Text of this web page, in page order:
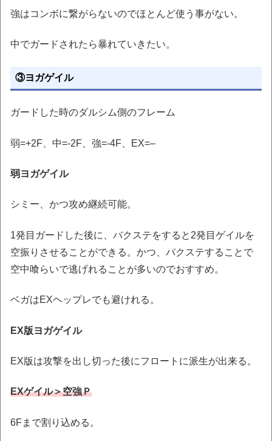
強はコンボに繋がらないのでほとんど使う事がない。
中でガードされたら暴れていきたい。
③ヨガゲイル
ガードした時のダルシム側のフレーム
弱=+2F、中=-2F、強=-4F、EX=–
弱ヨガゲイル
シミー、かつ攻め継続可能。
1発目ガードした後に、バクステをすると2発目ゲイルを
空振りさせることができる。かつ、バクステすることで
空中喰らいで逃げれることが多いのでおすすめ。
ベガはEXヘップレでも避けれる。
EX版ヨガゲイル
EX版は攻撃を出し切った後にフロートに派生が出来る。
EXゲイル＞空強Ｐ
6Fまで割り込める。